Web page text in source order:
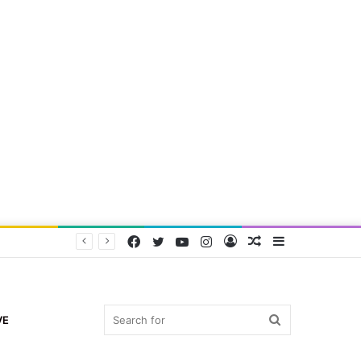
Random
Log
Instagram
YouTube
Twitter
Facebook